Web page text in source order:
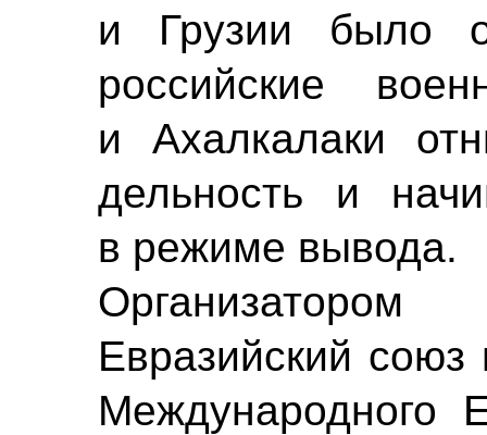
и Грузии было
российские
и Ахалкалаки
дельность и
в режиме вывода.
Евразийский
Международного